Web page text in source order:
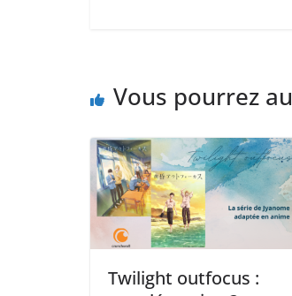
Vous pourrez
Twilight outfocus :